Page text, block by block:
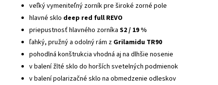
veľký vymeniteľný zorník pre široké zorné pole
hlavné sklo deep red full REVO
priepustnosť hlavného zorníka S2 / 19 %
ľahký, pružný a odolný rám z Grilamidu TR90
pohodlná konštrukcia vhodná aj na dlhšie nosenie
v balení žlté sklo do horších svetelných podmienok
v balení polarizačné sklo na obmedzenie odleskov